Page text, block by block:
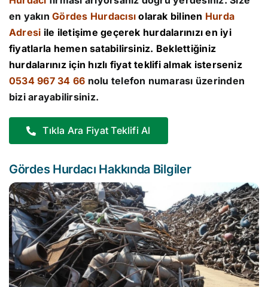
en yakınGördes Hurdacısı olarak bilinen Hurda
Adresi ile iletişime geçerek hurdalarınızı en iyi
fiyatlarla hemen satabilirsiniz. Beklettiğiniz
hurdalarınız için hızlı fiyat teklifi almak isterseniz
0534 967 34 66 nolu telefon numarası üzerinden
bizi arayabilirsiniz.
Tıkla Ara Fiyat Teklifi Al
Gördes Hurdacı Hakkında Bilgiler